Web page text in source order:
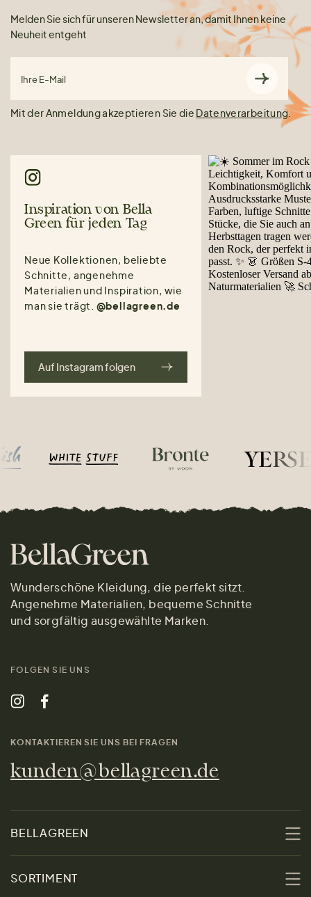
Melden Sie sich für unseren Newsletter an, damit Ihnen keine
Neuheit entgeht
Ihre E-Mail
Mit der Anmeldung akzeptieren Sie die Datenverarbeitung.
Inspiration von Bella
Green für jeden Tag
Neue Kollektionen, beliebte
Schnitte, angenehme
Materialien und Inspiration, wie
man sie trägt. @bellagreen.de
Auf Instagram folgen
Wunderschöne Kleidung, die perfekt sitzt.
Angenehme Materialien, bequeme Schnitte
und sorgfältig ausgewählte Marken.
FOLGEN SIE UNS
KONTAKTIEREN SIE UNS BEI FRAGEN
kunden@bellagreen.de
BELLAGREEN
Über uns
SORTIMENT